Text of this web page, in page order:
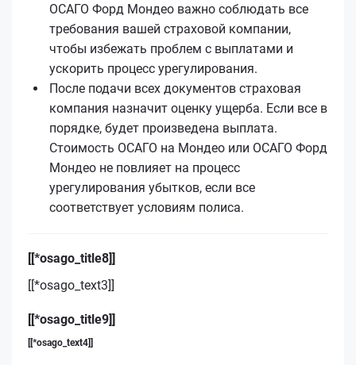
ОСАГО Форд Мондео важно соблюдать все
требования вашей страховой компании,
чтобы избежать проблем с выплатами и
ускорить процесс урегулирования.
После подачи всех документов страховая
компания назначит оценку ущерба. Если все в
порядке, будет произведена выплата.
Стоимость ОСАГО на Мондео или ОСАГО Форд
Мондео не повлияет на процесс
урегулирования убытков, если все
соответствует условиям полиса.
[[*osago_title8]]
[[*osago_text3]]
[[*osago_title9]]
[[*osago_text4]]